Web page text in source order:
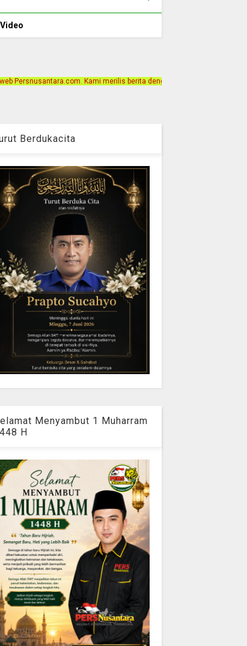
Video
merilis berita dengan motto Akurat, Independen, Terpercaya.
Berdukacita
Menyambut 1 Muharram
H